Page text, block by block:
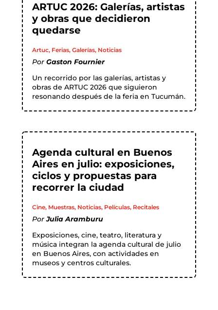
ARTUC 2026: Galerías, artistas
y obras que decidieron
quedarse
Artuc, Ferias, Galerías, Noticias
Por Gaston Fournier
Un recorrido por las galerías, artistas y
obras de ARTUC 2026 que siguieron
resonando después de la feria en Tucumán.
Agenda cultural en Buenos
Aires en julio: exposiciones,
ciclos y propuestas para
recorrer la ciudad
Cine, Muestras, Noticias, Películas, Recitales
PorJulia Aramburu
Exposiciones, cine, teatro, literatura y
música integran la agenda cultural de julio
en Buenos Aires, con actividades en
museos y centros culturales.